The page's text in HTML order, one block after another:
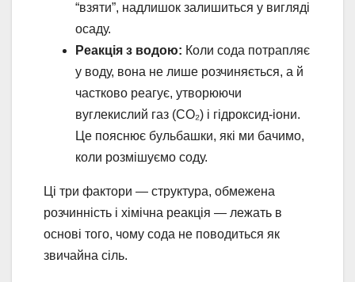
“взяти”, надлишок залишиться у вигляді
осаду.
Реакція з водою: Коли сода потрапляє
у воду, вона не лише розчиняється, а й
частково реагує, утворюючи
вуглекислий газ (CO₂) і гідроксид-іони.
Це пояснює бульбашки, які ми бачимо,
коли розмішуємо соду.
Ці три фактори — структура, обмежена
розчинність і хімічна реакція — лежать в
основі того, чому сода не поводиться як
звичайна сіль.